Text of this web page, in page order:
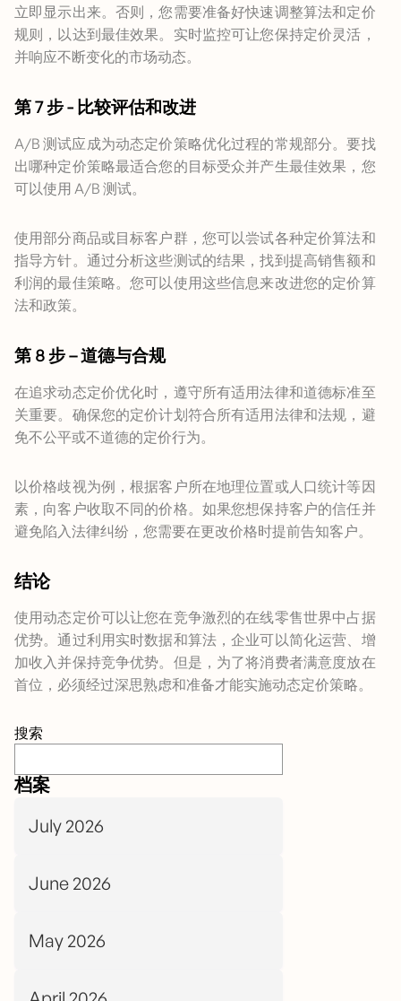
搜索
档案
July 2026
June 2026
May 2026
立即显示出来。否则，您需要准备好快速调整算法和定价
规则，以达到最佳效果。实时监控可让您保持定价灵活，
并响应不断变化的市场动态。
第 7 步 - 比较评估和改进
A/B 测试应成为动态定价策略优化过程的常规部分。要找
出哪种定价策略最适合您的目标受众并产生最佳效果，您
可以使用 A/B 测试。
使用部分商品或目标客户群，您可以尝试各种定价算法和
指导方针。通过分析这些测试的结果，找到提高销售额和
利润的最佳策略。您可以使用这些信息来改进您的定价算
法和政策。
第 8 步 – 道德与合规
在追求动态定价优化时，遵守所有适用法律和道德标准至
关重要。确保您的定价计划符合所有适用法律和法规，避
免不公平或不道德的定价行为。
以价格歧视为例，根据客户所在地理位置或人口统计等因
素，向客户收取不同的价格。如果您想保持客户的信任并
避免陷入法律纠纷，您需要在更改价格时提前告知客户。
结论
使用动态定价可以让您在竞争激烈的在线零售世界中占据
优势。通过利用实时数据和算法，企业可以简化运营、增
加收入并保持竞争优势。但是，为了将消费者满意度放在
首位，必须经过深思熟虑和准备才能实施动态定价策略。